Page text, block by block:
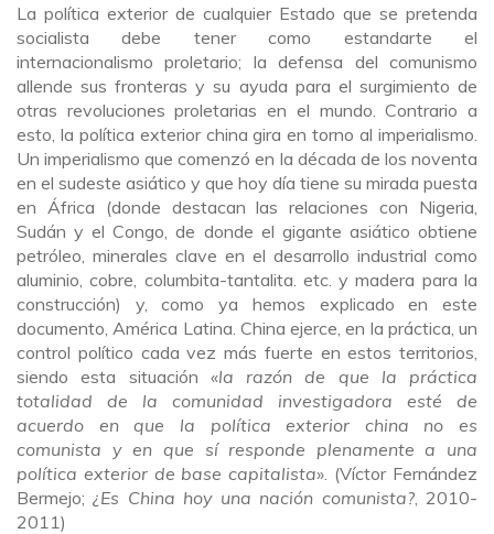
La política exterior de cualquier Estado que se pretenda
socialista debe tener como estandarte el
internacionalismo proletario; la defensa del comunismo
allende sus fronteras y su ayuda para el surgimiento de
otras revoluciones proletarias en el mundo. Contrario a
esto, la política exterior china gira en torno al imperialismo.
Un imperialismo que comenzó en la década de los noventa
en el sudeste asiático y que hoy día tiene su mirada puesta
en África (donde destacan las relaciones con Nigeria,
Sudán y el Congo, de donde el gigante asiático obtiene
petróleo, minerales clave en el desarrollo industrial como
aluminio, cobre, columbita-tantalita. etc. y madera para la
construcción) y, como ya hemos explicado en este
documento, América Latina. China ejerce, en la práctica, un
control político cada vez más fuerte en estos territorios,
siendo esta situación «la razón de que la práctica
totalidad de la comunidad investigadora esté de
acuerdo en que la política exterior china no es
comunista y en que sí responde plenamente a una
política exterior de base capitalista». (Víctor Fernández
Bermejo;¿Es China hoy una nación comunista?, 2010-
2011)